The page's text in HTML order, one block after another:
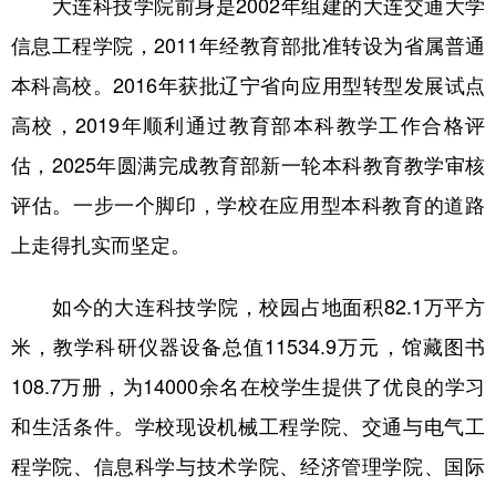
山东 河南 湖北 湖南
广东 广西 海南 重庆
四川 贵州 云南 西藏
内蒙古 黑龙江
Русский язык 日本語 한국어
Deutsch Português
信息工程学院，2011年经教育部批准转设为省属普通
本科高校。2016年获批辽宁省向应用型转型发展试点
高校，2019年顺利通过教育部本科教学工作合格评
估，2025年圆满完成教育部新一轮本科教育教学审核
评估。一步一个脚印，学校在应用型本科教育的道路
上走得扎实而坚定。
如今的大连科技学院，校园占地面积82.1万平方
米，教学科研仪器设备总值11534.9万元，馆藏图书
108.7万册，为14000余名在校学生提供了优良的学习
和生活条件。学校现设机械工程学院、交通与电气工
程学院、信息科学与技术学院、经济管理学院、国际